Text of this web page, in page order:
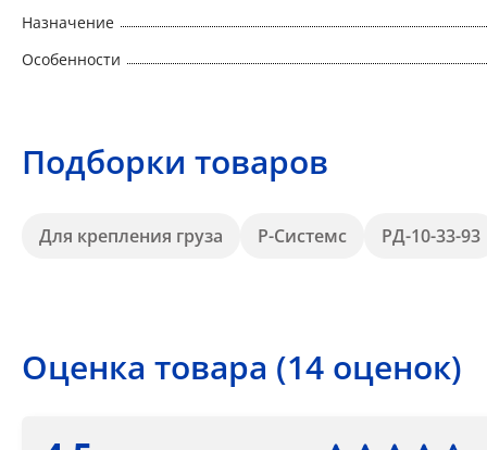
Назначение
Особенности
Подборки товаров
Для крепления груза Р-Системс РД-10-33-93
Оценка товара (14 оценок)